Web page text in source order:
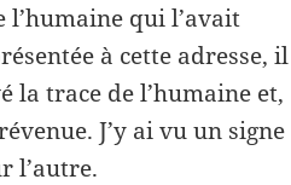
l’humaine qui l’avait
à cette adresse, il
la trace de l’humaine et,
J’y ai vu un signe
l’autre.